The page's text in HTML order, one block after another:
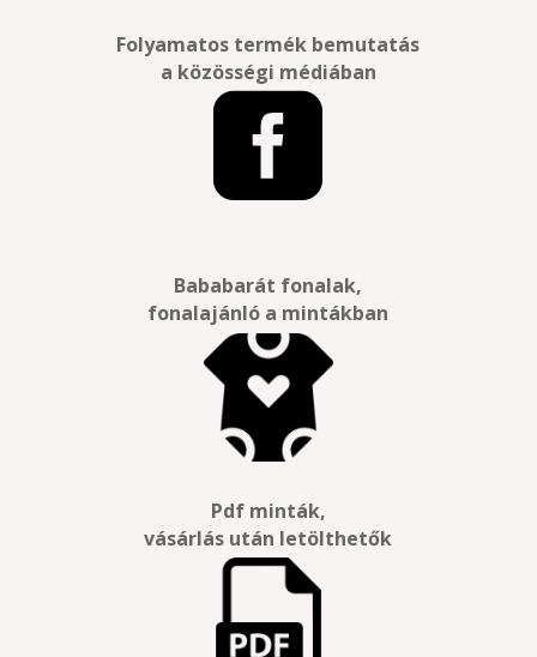
Folyamatos termék bemutatás
a közösségi médiában

Bababarát fonalak,
fonalajánló a mintákban
Pdf minták,
vásárlás után letölthetők